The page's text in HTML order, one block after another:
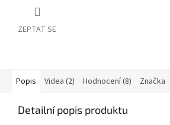
ZEPTAT SE
Popis Videa (2) Hodnocení (8) Značka
Detailní popis produktu